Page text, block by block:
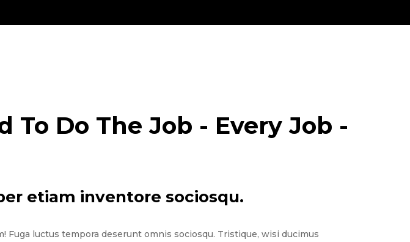
To Do The Job - Every Job -
etiam inventore sociosqu.
Fuga luctus tempora deserunt omnis sociosqu. Tristique, wisi ducimus